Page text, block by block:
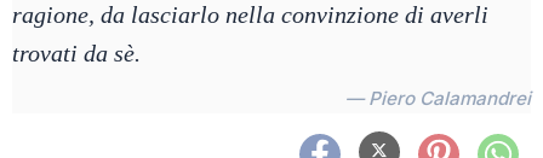
ragione, da lasciarlo nella convinzione di averli
trovati da sè.
— Piero Calamandrei